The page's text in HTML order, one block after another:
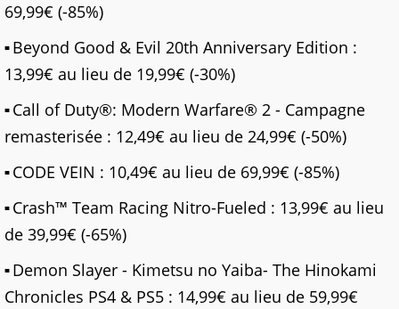
69,99€ (-85%)
Beyond Good & Evil 20th Anniversary Edition :
13,99€ au lieu de 19,99€ (-30%)
Call of Duty®: Modern Warfare® 2 - Campagne
remasterisée : 12,49€ au lieu de 24,99€ (-50%)
CODE VEIN : 10,49€ au lieu de 69,99€ (-85%)
Crash™ Team Racing Nitro-Fueled : 13,99€ au lieu
de 39,99€ (-65%)
Demon Slayer - Kimetsu no Yaiba- The Hinokami
Chronicles PS4 & PS5 : 14,99€ au lieu de 59,99€